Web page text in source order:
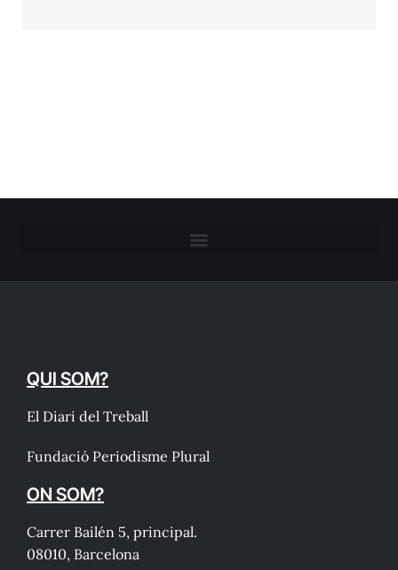
QUI SOM?
El Diari del Treball
Fundació Periodisme Plural
ON SOM?
Carrer Bailén 5, principal.
08010, Barcelona